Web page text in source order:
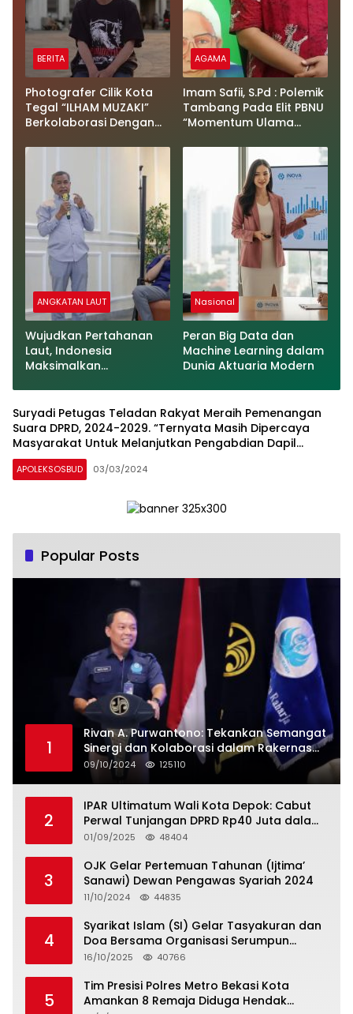
BERITA
Photografer Cilik Kota
Tegal “ILHAM MUZAKI”
Berkolaborasi Dengan
& Sutradara Winda
Mustiana” di (UMAH
TABEBUYA)
AGAMA
Imam Safii, S.Pd : Polemik
Tambang Pada Elit PBNU
“Momentum Ulama
Produktif Berkarya Dan
Mendorong Kemandirian
Ekonomi Umat Dari
ANGKATAN LAUT
Wujudkan Pertahanan
Laut, Indonesia
Maksimalkan
Nasional
Peran Big Data dan
Machine Learning dalam
Dunia Aktuaria Modern
Suryadi Petugas Teladan Rakyat Meraih Pemenangan
Suara DPRD, 2024-2029. “Ternyata Masih Dipercaya
Masyarakat Untuk Melanjutkan Pengabdian Dapil
Kedungkandang”
APOLEKSOSBUD 03/03/2024
Popular Posts
1
Rivan A. Purwantono: Tekankan Semangat
Sinergi dan Kolaborasi dalam Rakernas
Serikat Pekerja Jasa Raharja
09/10/2024 125110
2
IPAR Ultimatum Wali Kota Depok: Cabut
Perwal Tunjangan DPRD Rp40 Juta dalam
5 Hari atau Hadapi Aksi Rakyat
01/09/2025 48404
3
OJK Gelar Pertemuan Tahunan (Ijtima’
Sanawi) Dewan Pengawas Syariah 2024
11/10/2024 44835
4
Syarikat Islam (SI) Gelar Tasyakuran dan
Doa Bersama Organisasi Serumpun
Syarikat Islam Doa
16/10/2025 40766
5
Tim Presisi Polres Metro Bekasi Kota
Amankan 8 Remaja Diduga Hendak